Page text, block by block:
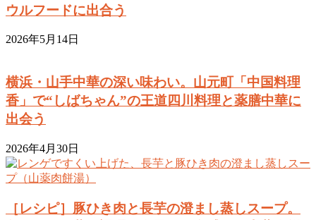
ウルフードに出合う
2026年5月14日
横浜・山手中華の深い味わい。山元町「中国料理
香」で“しばちゃん”の王道四川料理と薬膳中華に
出会う
2026年4月30日
［レシピ］豚ひき肉と長芋の澄まし蒸しスープ。